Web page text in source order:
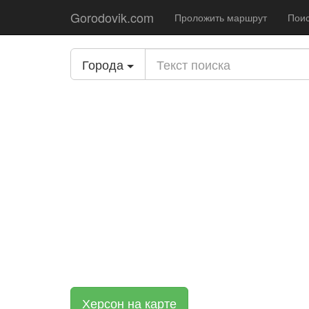
Gorodovik.com Проложить маршрут
Города
Херсон на карте